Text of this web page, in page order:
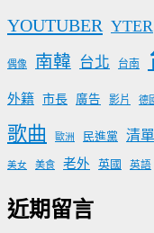
分
YOUTUBER YTER
偶像 南韓 台北 台南
外籍 市長 廣告 影片 德
歌曲 歐洲 民進黨 清單
美女 美食 老外 英國 英語
近期留言